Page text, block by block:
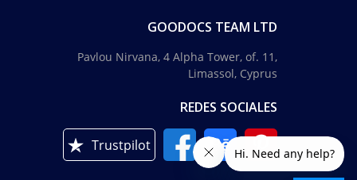
GOODOCS TEAM LTD
Pavlou Nirvana, 4 Alpha Tower, of. 11,
Limassol, Cyprus
REDES SOCIALES
Trustpilot